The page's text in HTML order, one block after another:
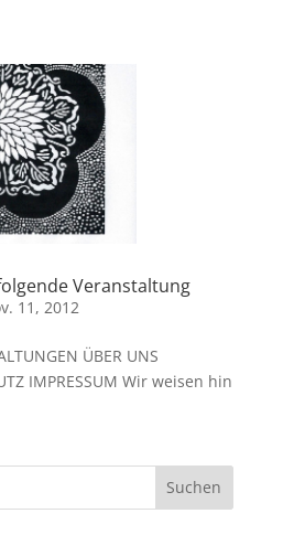
Veranstaltung
11, 2012
ÜBER UNS
IMPRESSUM Wir weisen hin